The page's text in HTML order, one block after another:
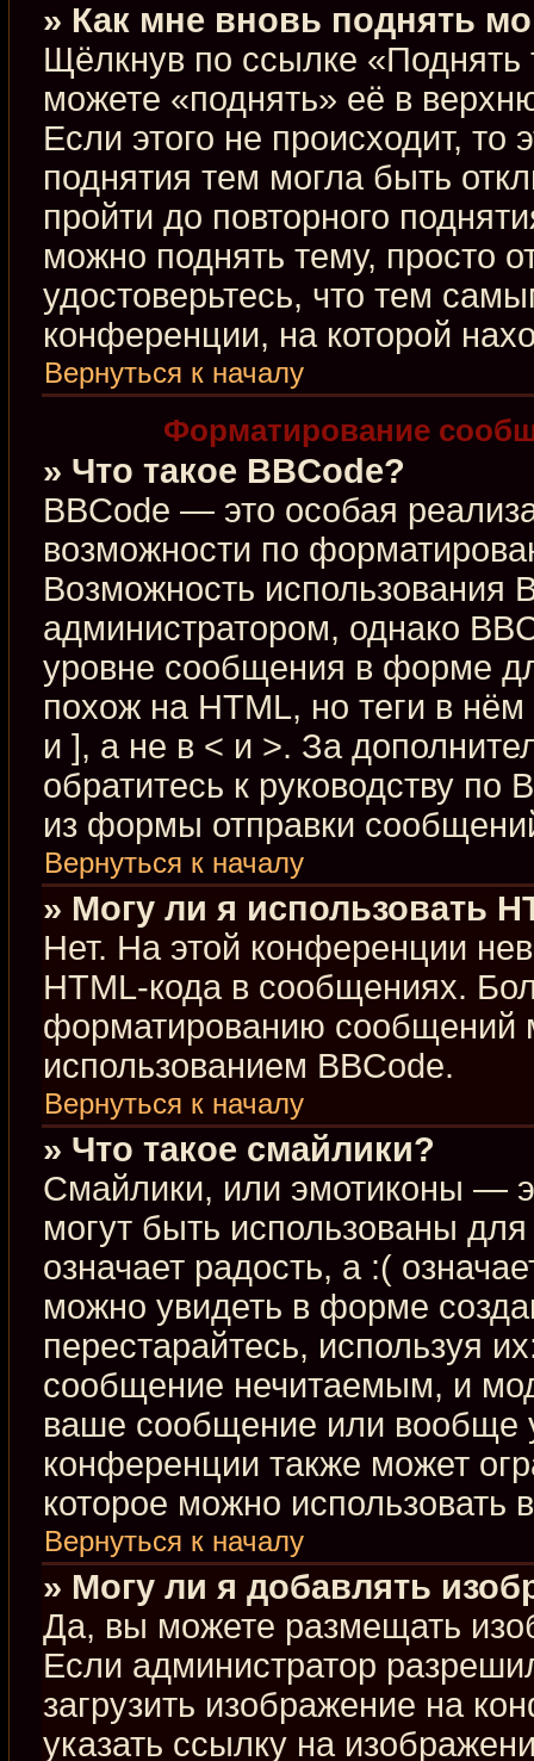
» Как мне вновь поднять
Щёлкнув по ссылке
можете «поднять» её в
Если этого не происходит, то
поднятия тем могла быть
пройти до повторного
можно поднять тему, просто
удостоверьтесь, что тем
конференции, на которой
Вернуться к началу
Форматирование
» Что такое BBCode?
BBCode — это особая
возможности по
Возможность использования
администратором, однако
уровне сообщения в форме
похож на HTML, но теги в
и ], а не в < и >. За
обратитесь к руководству по
из формы отправки
Вернуться к началу
» Могу ли я использовать
Нет. На этой конференции
HTML-кода в сообщениях.
форматированию сообщений
использованием BBCode.
Вернуться к началу
» Что такое смайлики?
Смайлики, или эмотиконы —
могут быть использованы
означает радость, а :(
можно увидеть в форме
перестарайтесь, используя
сообщение нечитаемым, и
ваше сообщение или вообще
конференции также может
которое можно использовать
Вернуться к началу
» Могу ли я добавлять
Да, вы можете размещать
Если администратор
загрузить изображение на
указать ссылку на